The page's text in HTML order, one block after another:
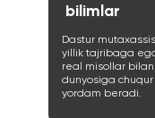
bilimlar
Dastur
yillik tajribaga
real misollar
dunyosiga
yordam beradi.